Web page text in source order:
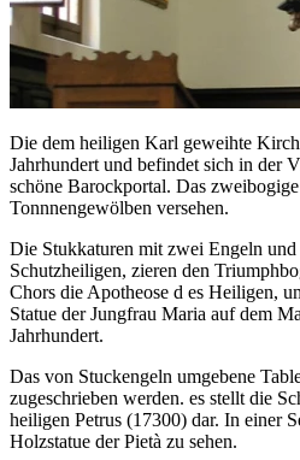
Die dem heiligen Karl geweihte
Jahrhundert und befindet sich in der
schöne Barockportal. Das
Tonnnengewölben versehen.
Die Stukkaturen mit zwei Engeln
Schutzheiligen, zieren den
Chors die Apotheose d es Heiligen,
Statue der Jungfrau Maria auf dem
Jahrhundert.
Das von Stuckengeln umgebene
zugeschrieben werden. es stellt die
heiligen Petrus (17300) dar. In einer
Holzstatue der Pietà zu sehen.